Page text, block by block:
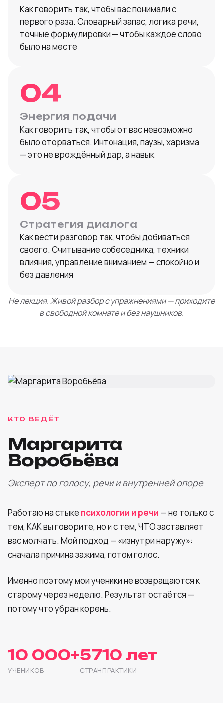
Как говорить так, чтобы вас понимали с
первого раза. Словарный запас, логика речи,
точные формулировки — чтобы каждое слово
было на месте
04
Энергия подачи
Как говорить так, чтобы от вас невозможно
было оторваться. Интонация, паузы, харизма
— это не врождённый дар, а навык
05
Стратегия диалога
Как вести разговор так, чтобы добиваться
своего. Считывание собеседника, техники
влияния, управление вниманием — спокойно и
без давления
Не лекция. Живой разбор с упражнениями — приходите
в свободной комнате и без наушников.
КТО ВЕДЁТ
Маргарита
Воробьёва
Эксперт по голосу, речи и внутренней опоре
Работаю на стыке психологии и речи — не только с
тем, КАК вы говорите, но и с тем, ЧТО заставляет
вас молчать. Мой подход — «изнутри наружу»:
сначала причина зажима, потом голос.
Именно поэтому мои ученики не возвращаются к
старому через неделю. Результат остаётся —
потому что убран корень.
10 000+
УЧЕНИКОВ
57
СТРАН
10 лет
ПРАКТИКИ